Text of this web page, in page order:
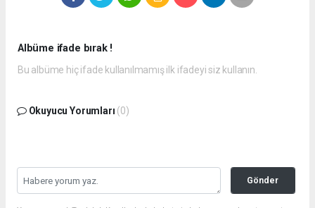
Albüme ifade bırak !
Bu albüme hiç ifade kullanılmamış ilk ifadeyi siz kullanın.
Okuyucu Yorumları (0)
Gönder